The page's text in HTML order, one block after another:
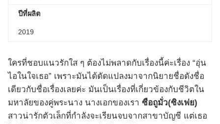
ปีที่ผลิต
2019
ใครที่ชอบแนวรักใส ๆ ต้องไม่พลาดกับเรื่องนี้ค่ะเรื่อง “อุ่น
ไอในใจเธอ” เพราะมันได้ดัดแปลงมาจากนิยายชื่อดังชื่อ
เดียวกับชื่อเรื่องเลยค่ะ มันเป็นเรื่องที่เกี่ยวข้องกับชีวิตใน
มหาลัยของคู่พระนาง นางเอกของเรา ซือถูมั่ว(ซิงเฟย)
สาวน่ารักตัวเล็กที่กำลังจะเรียนจบจากสาขาบัญชี แต่เธอ